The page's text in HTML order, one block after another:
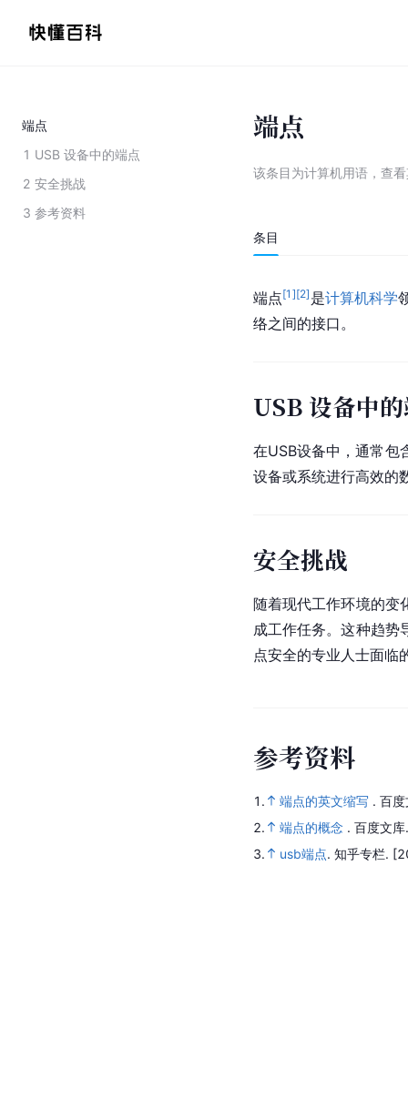
端点
1 USB 设备中的端点
2 安全挑战
3 参考资料
端点
该条目为计算机用语 ， 查看
条目
端点[1 ][2] 是计算机科学
络之间的接口。
USB 设备中
在USB设备中，通常包
设备或系统进行高效的
安全挑战
随着现代工作环境的变
成工作任务。这种趋势
点安全的专业人士面临
参考资料
1. 端点的英文缩写 . 百
2.
端点的概念 . 百度文
3.
usb端点. 知乎专栏.